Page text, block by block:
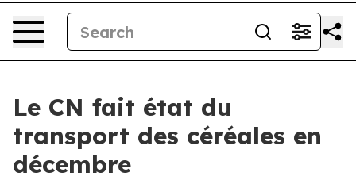
Le CN fait état du
transport des céréales en
décembre